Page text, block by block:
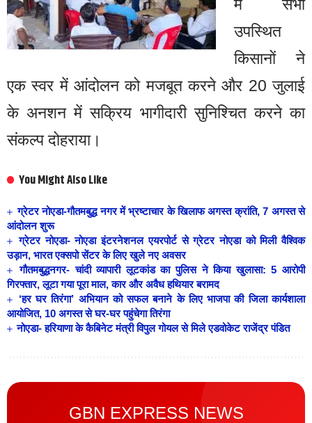
में सभी
उपस्थित
किसानों ने
एक स्वर में आंदोलन को मजबूत करने और 20 जुलाई
के अनशन में सक्रिय भागीदारी सुनिश्चित करने का
संकल्प दोहराया।
You Might Also Like
ग्रेटर नोएडा-गौतमबुद्ध नगर में भ्रष्टाचार के खिलाफ अगस्त क्रांति, 7 अगस्त से
आंदोलन शुरू
ग्रेटर नोएडा- नोएडा इंटरनेशनल एयरपोर्ट से ग्रेटर नोएडा को मिली वैश्विक
उड़ान, भारत एक्सपो सेंटर के लिए खुले नए अवसर
गौतमबुद्धनगर- चांदी व्यापारी लूटकांड का पुलिस ने किया खुलासा: 5 आरोपी
गिरफ्तार, लूटा गया पूरा माल, कार और अवैध हथियार बरामद
‘हर घर तिरंगा’ अभियान को सफल बनाने के लिए भाजपा की जिला कार्यशाला
आयोजित, 10 अगस्त से घर-घर पहुंचेगा तिरंगा
नोएडा- हरियाणा के कैबिनेट मंत्री विपुल गोयल से मिले एडवोकेट राजेंद्र पंडित
GBN EXPRESS NEWS